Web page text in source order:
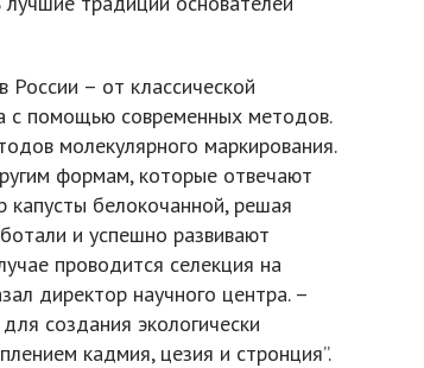
России – от классической
с помощью современных методов.
молекулярного маркирования.
формам, которые отвечают
капусты белокочанной, решая
и успешно развивают
проводится селекция на
директор научного центра. –
создания экологически
кадмия, цезия и стронция”.